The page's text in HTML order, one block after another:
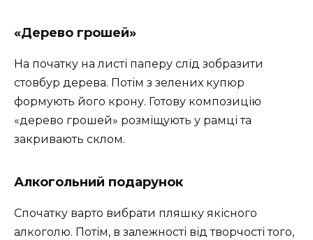
«Дерево грошей»
На початку на листі паперу слід зобразити
стовбур дерева. Потім з зелених купюр
формують його крону. Готову композицію
«дерево грошей» розміщують у рамці та
закривають склом.
Алкогольний подарунок
Спочатку варто вибрати пляшку якісного
алкоголю. Потім, в залежності від творчості того,